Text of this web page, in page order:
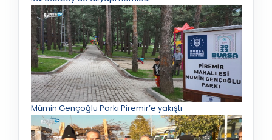
Mümin Gençoğlu Parkı Piremir’e yakıştı